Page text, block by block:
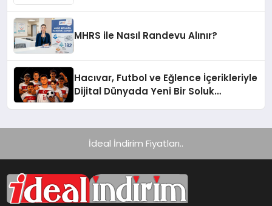
MHRS ile Nasıl Randevu Alınır?
Hacıvar, Futbol ve Eğlence İçerikleriyle
Dijital Dünyada Yeni Bir Soluk
İdeal İndirim Fiyatları..